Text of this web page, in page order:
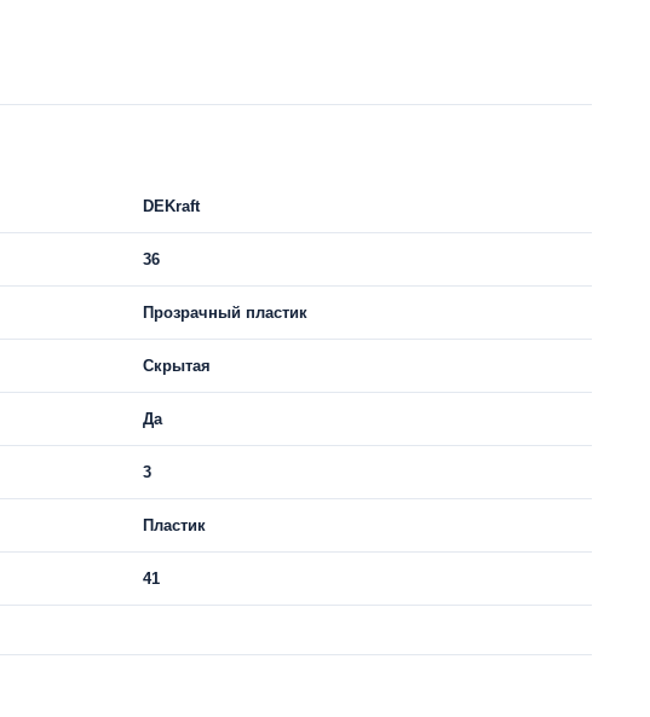
DEKraft
36
Прозрачный пластик
Скрытая
Да
3
Пластик
41